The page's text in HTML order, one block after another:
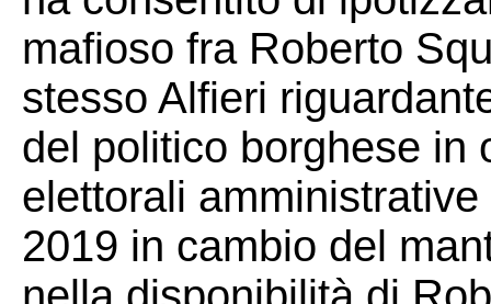
mafioso fra Roberto
stesso Alfieri
del politico borghese in
elettorali
2019 in cambio del